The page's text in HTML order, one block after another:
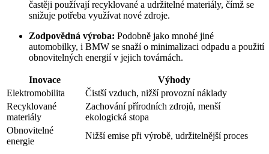
častěji používají recyklované a udržitelné materiály, čímž se
snižuje potřeba využívat nové zdroje.
Zodpovědná výroba: Podobně jako mnohé jiné
automobilky, i BMW se snaží o minimalizaci odpadu a použití
obnovitelných energií v jejich továrnách.
Inovace
Výhody
Elektromobilita
Čistší vzduch, nižší provozní náklady
Recyklované
materiály
Zachování přírodních zdrojů, menší
ekologická stopa
Obnovitelné
energie
Nižší emise při výrobě, udržitelnější proces